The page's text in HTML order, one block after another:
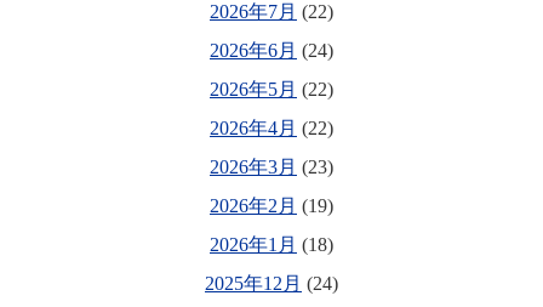
2026年7月 (22)
2026年6月 (24)
2026年5月 (22)
2026年4月 (22)
2026年3月 (23)
2026年2月 (19)
2026年1月 (18)
2025年12月 (24)